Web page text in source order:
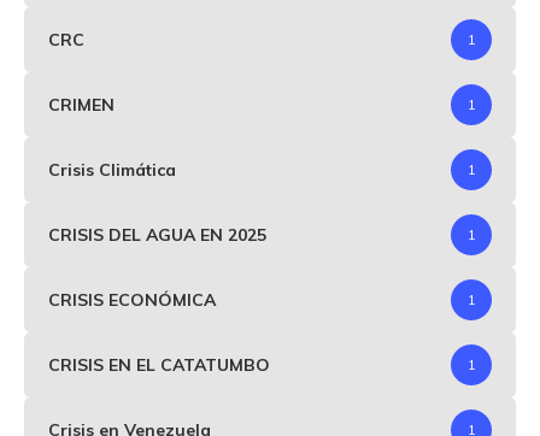
CRC 1
CRIMEN 1
Crisis Climática 1
CRISIS DEL AGUA EN 2025 1
CRISIS ECONÓMICA 1
CRISIS EN EL CATATUMBO 1
Crisis en Venezuela 1